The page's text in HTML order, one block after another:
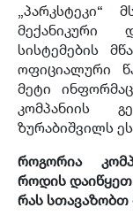
მექანიკური
სისტემების
ოფიციალური
მეტი
კომპანიის
ზურაბიშვილს
როგორია
როდის დაიწყეთ
რას სთავაზობთ